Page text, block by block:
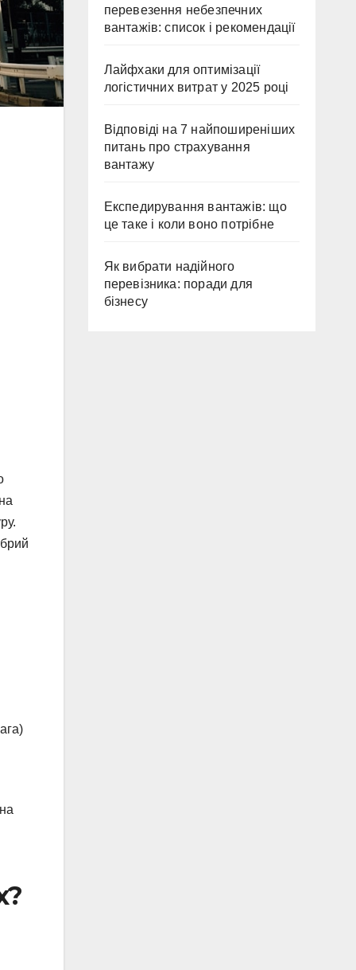
перевезення небезпечних
вантажів: список і рекомендації
Лайфхаки для оптимізації
логістичних витрат у 2025 році
Відповіді на 7 найпоширеніших
питань про страхування
вантажу
Експедирування вантажів: що
це таке і коли воно потрібне
Як вибрати надійного
перевізника: поради для
бізнесу